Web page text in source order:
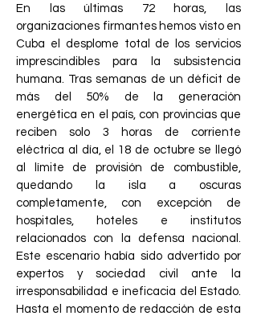
En las últimas 72 horas, las
organizaciones firmantes hemos visto en
Cuba el desplome total de los servicios
imprescindibles para la subsistencia
humana. Tras semanas de un déficit de
más del 50% de la generación
energética en el país, con provincias que
reciben solo 3 horas de corriente
eléctrica al día, el 18 de octubre se llegó
al límite de provisión de combustible,
quedando la isla a oscuras
completamente, con excepción de
hospitales, hoteles e institutos
relacionados con la defensa nacional.
Este escenario había sido advertido por
expertos y sociedad civil ante la
irresponsabilidad e ineficacia del Estado.
Hasta el momento de redacción de esta